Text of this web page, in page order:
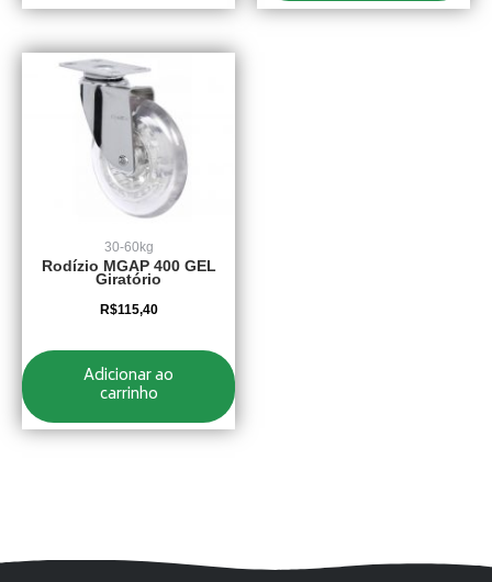
30-60kg
Rodízio MGAP 400 GEL
Giratório
R$115,40
Adicionar ao
carrinho